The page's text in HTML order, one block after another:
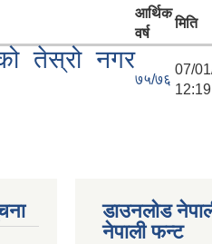
आर्थिक
वर्ष
मिति
तेस्रो नगर
७५/७६
07/
12:19
डाउनलोड
नेपाली फन्ट